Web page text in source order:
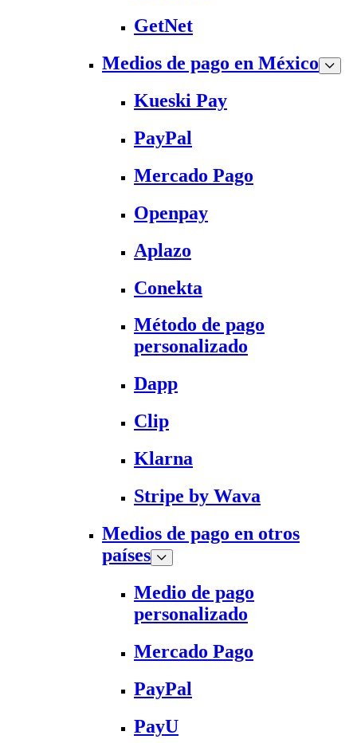
GetNet
Medios de pago en México
Kueski Pay
PayPal
Mercado Pago
Openpay
Aplazo
Conekta
Método de pago
personalizado
Dapp
Clip
Klarna
Stripe by Wava
Medios de pago en otros
países
Medio de pago
personalizado
Mercado Pago
PayPal
PayU